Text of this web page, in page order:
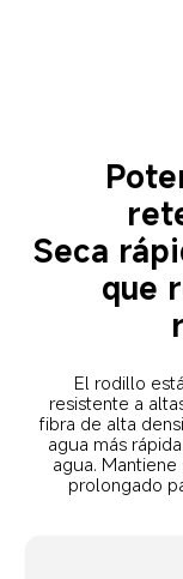
Seca
que
El rodillo
resistente a
fibra de alta
agua más
agua.
prolongado